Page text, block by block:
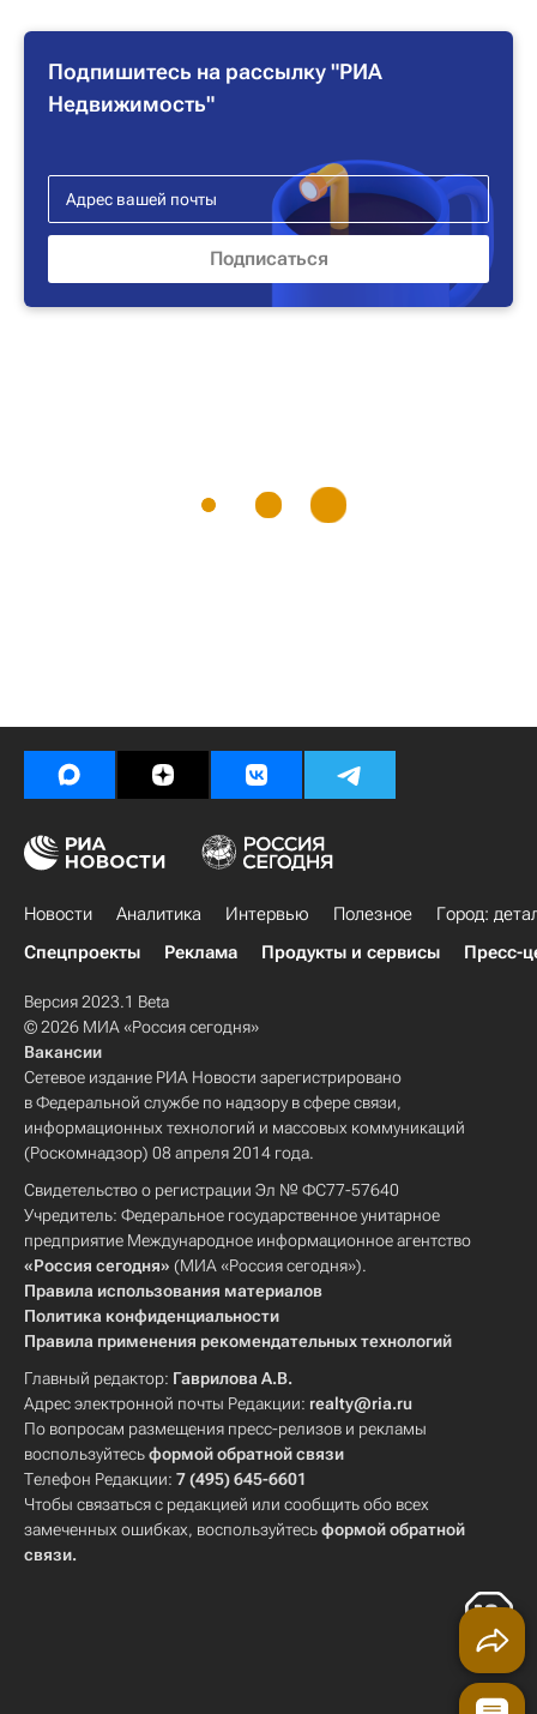
Подпишитесь на рассылку "РИА
Недвижимость"
Новости Аналитика Интервью Полезное
Город:
Спецпроекты
Реклама Продукты и сервисы Пресс-
Версия 2023.1 Beta
© 2026 МИА «Россия сегодня»
Вакансии
Сетевое издание РИА Новости зарегистрировано
в Федеральной службе по надзору в сфере связи,
информационных технологий и массовых коммуникаций
(Роскомнадзор) 08 апреля 2014 года.
Свидетельство о регистрации Эл № ФС77-57640
Учредитель: Федеральное государственное унитарное
предприятие Международное информационное агентство
«Россия сегодня» (МИА «Россия сегодня»).
Правила использования материалов
Политика конфиденциальности
Правила применения рекомендательных технологий
Главный редактор: Гаврилова А.В.
Адрес электронной почты Редакции: realty@ria.ru
По вопросам размещения пресс-релизов и рекламы
воспользуйтесьформой обратной связи
Телефон Редакции: 7 (495) 645-6601
Чтобы связаться с редакцией или сообщить обо всех
замеченных ошибках, воспользуйтесьформой обратной
связи.